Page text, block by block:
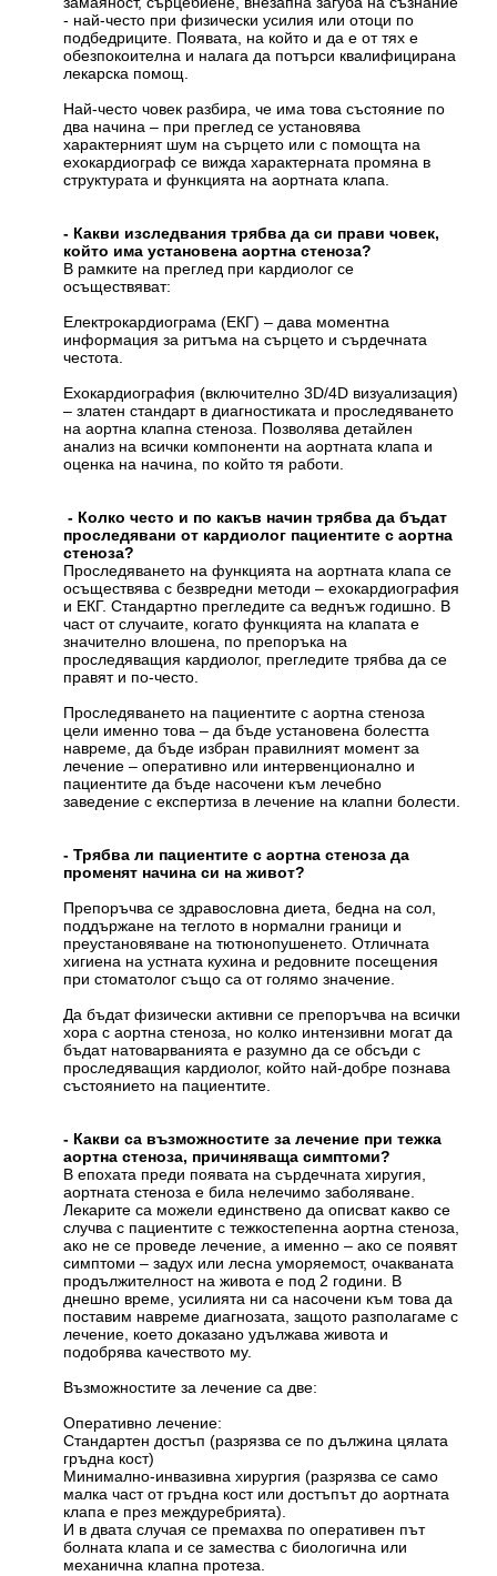
- най-често при физически усилия или отоци по
подбедриците. Появата, на който и да е от тях е
обезпокоителна и налага да потърси квалифицирана
лекарска помощ.
Най-често човек разбира, че има това състояние по
два начина – при преглед се установява
характерният шум на сърцето или с помощта на
ехокардиограф се вижда характерната промяна в
структурата и функцията на аортната клапа.
- Какви изследвания трябва да си прави човек,
който има установена аортна стеноза?
В рамките на преглед при кардиолог се
осъществяват:
Електрокардиограма (ЕКГ) – дава моментна
информация за ритъма на сърцето и сърдечната
честота.
Ехокардиография (включително 3D/4D визуализация)
– златен стандарт в диагностиката и проследяването
на аортна клапна стеноза. Позволява детайлен
анализ на всички компоненти на аортната клапа и
оценка на начина, по който тя работи.
- Колко често и по какъв начин трябва да бъдат
проследявани от кардиолог пациентите с аортна
стеноза?
Проследяването на функцията на аортната клапа се
осъществява с безвредни методи – ехокардиография
и ЕКГ. Стандартно прегледите са веднъж годишно. В
част от случаите, когато функцията на клапата е
значително влошена, по препоръка на
проследяващия кардиолог, прегледите трябва да се
правят и по-често.
Проследяването на пациентите с аортна стеноза
цели именно това – да бъде установена болестта
навреме, да бъде избран правилният момент за
лечение – оперативно или интервенционално и
пациентите да бъде насочени към лечебно
заведение с експертиза в лечение на клапни болести.
- Трябва ли пациентите с аортна стеноза да
променят начина си на живот?
Препоръчва се здравословна диета, бедна на сол,
поддържане на теглото в нормални граници и
преустановяване на тютюнопушенето. Отличната
хигиена на устната кухина и редовните посещения
при стоматолог също са от голямо значение.
Да бъдат физически активни се препоръчва на всички
хора с аортна стеноза, но колко интензивни могат да
бъдат натоварванията е разумно да се обсъди с
проследяващия кардиолог, който най-добре познава
състоянието на пациентите.
- Какви са възможностите за лечение при тежка
аортна стеноза, причиняваща симптоми?
В епохата преди появата на сърдечната хиругия,
аортната стеноза е била нелечимо заболяване.
Лекарите са можели единствено да описват какво се
случва с пациентите с тежкостепенна аортна стеноза,
ако не се проведе лечение, а именно – ако се появят
симптоми – задух или лесна уморяемост, очакваната
продължителност на живота е под 2 години. В
днешно време, усилията ни са насочени към това да
поставим навреме диагнозата, защото разполагаме с
лечение, което доказано удължава живота и
подобрява качеството му.
Възможностите за лечение са две:
Оперативно лечение:
Стандартен достъп (разрязва се по дължина цялата
гръдна кост)
Минимално-инвазивна хирургия (разрязва се само
малка част от гръдна кост или достъпът до аортната
клапа е през междуребрията).
И в двата случая се премахва по оперативен път
болната клапа и се замества с биологична или
механична клапна протеза.